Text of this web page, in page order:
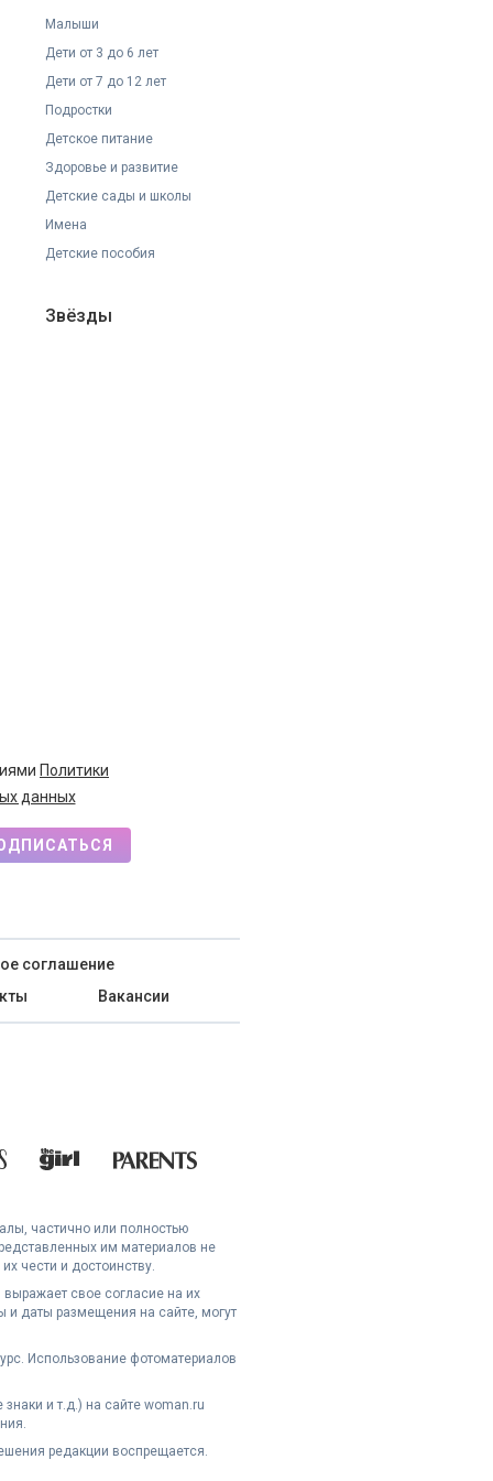
Малыши
Дети от 3 до 6 лет
Дети от 7 до 12 лет
Подростки
Детское питание
Здоровье и развитие
Детские сады и школы
Имена
Детские пособия
Звёзды
Политики
данных
соглашение
Вакансии
частично или полностью
им материалов не
чести и достоинству.
свое согласие на их
даты размещения на сайте, могут
Использование фотоматериалов
и т.д.) на сайте woman.ru
редакции воспрещается.